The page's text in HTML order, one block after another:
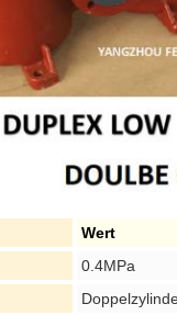
Wert
0.4MPa